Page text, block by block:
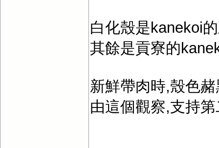
白化殼是kanekoi
其餘是貢寮的
新鮮帶肉時,殼色
由這個觀察,支持